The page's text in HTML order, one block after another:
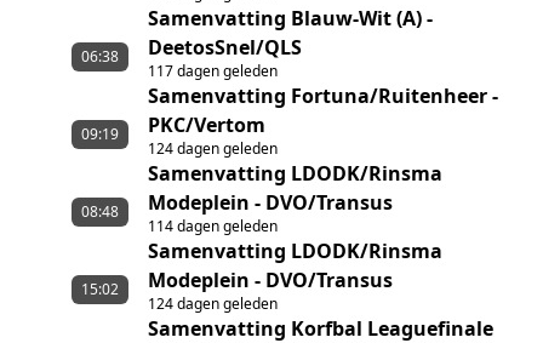
Samenvatting Blauw-Wit (A) -
DeetosSnel/QLS
117 dagen geleden
06:38
Samenvatting Fortuna/Ruitenheer -
PKC/Vertom
124 dagen geleden
09:19
Samenvatting LDODK/Rinsma
Modeplein - DVO/Transus
114 dagen geleden
08:48
Samenvatting LDODK/Rinsma
Modeplein - DVO/Transus
124 dagen geleden
15:02
Samenvatting Korfbal Leaguefinale